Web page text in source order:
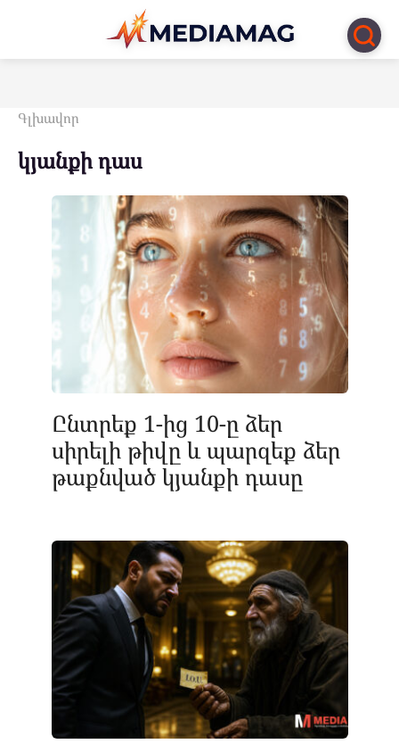
Перейти
контенту
Գլխավոր
կյանքի դաս
Ընտրեք 1-ից 10-ը ձեր
սիրելի թիվը և պարզեք ձեր
թաքնված կյանքի դասը